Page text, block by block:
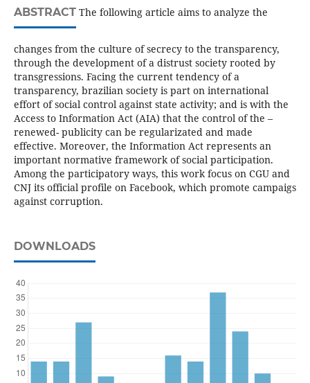
ABSTRACTThe following article aims to analyze the
changes from the culture of secrecy to the transparency,
through the development of a distrust society rooted by
transgressions. Facing the current tendency of a
transparency, brazilian society is part on international
effort of social control against state activity; and is with the
Access to Information Act (AIA) that the control of the –
renewed- publicity can be regularizated and made
effective. Moreover, the Information Act represents an
important normative framework of social participation.
Among the participatory ways, this work focus on CGU and
CNJ its official profile on Facebook, which promote campaigs
against corruption.
DOWNLOADS